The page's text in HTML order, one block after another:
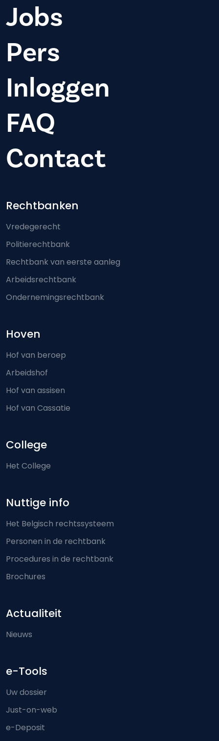
Jobs
Pers
Inloggen
FAQ
Contact
Footer-menu
Rechtbanken
Vredegerecht
Politierechtbank
Rechtbank van eerste aanleg
Arbeidsrechtbank
Ondernemingsrechtbank
Hoven
Hof van beroep
Arbeidshof
Hof van assisen
Hof van Cassatie
College
Het College
Nuttige info
Het Belgisch rechtssysteem
Personen in de rechtbank
Procedures in de rechtbank
Brochures
Actualiteit
Nieuws
e-Tools
Uw dossier
Just-on-web
e-Deposit